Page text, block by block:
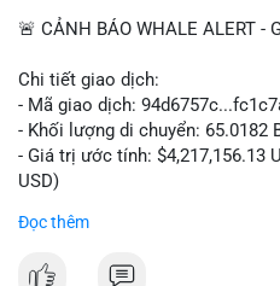
🚨 CẢNH BÁO WHALE ALERT -
Chi tiết giao dịch:
- Mã giao dịch:
- Khối lượng di chuyển: 65.0182
- Giá trị ước tính: $4,217,156.13
USD)
Đọc thêm